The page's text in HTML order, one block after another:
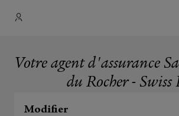
Votre agent d'assurance
du Rocher - Swiss
Modifier